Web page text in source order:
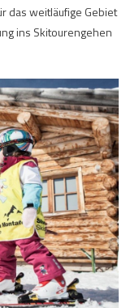
das weitläufige Gebiet
ins Skitourengehen